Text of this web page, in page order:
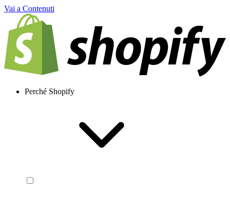
Vai a Contenuti
Perché Shopify